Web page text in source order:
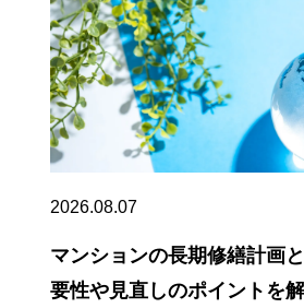
2026.08.07
マンションの長期修繕計画
要性や見直しのポイントを